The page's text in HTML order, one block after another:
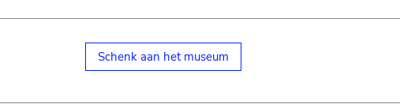
Schenk aan het museum